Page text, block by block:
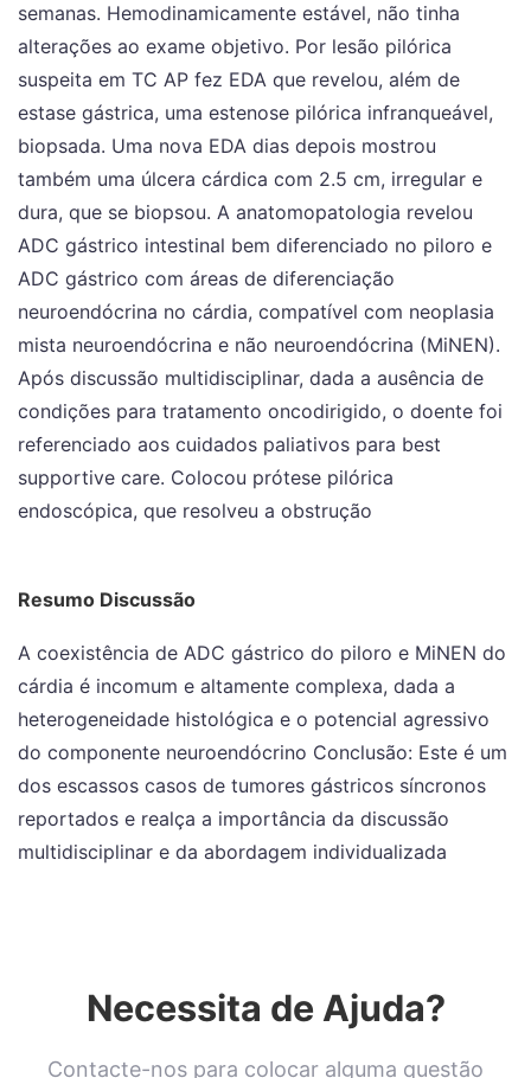
semanas. Hemodinamicamente estável, não tinha
alterações ao exame objetivo. Por lesão pilórica
suspeita em TC AP fez EDA que revelou, além de
estase gástrica, uma estenose pilórica infranqueável,
biopsada. Uma nova EDA dias depois mostrou
também uma úlcera cárdica com 2.5 cm, irregular e
dura, que se biopsou. A anatomopatologia revelou
ADC gástrico intestinal bem diferenciado no piloro e
ADC gástrico com áreas de diferenciação
neuroendócrina no cárdia, compatível com neoplasia
mista neuroendócrina e não neuroendócrina (MiNEN).
Após discussão multidisciplinar, dada a ausência de
condições para tratamento oncodirigido, o doente foi
referenciado aos cuidados paliativos para best
supportive care. Colocou prótese pilórica
endoscópica, que resolveu a obstrução
Resumo Discussão
A coexistência de ADC gástrico do piloro e MiNEN do
cárdia é incomum e altamente complexa, dada a
heterogeneidade histológica e o potencial agressivo
do componente neuroendócrino Conclusão: Este é um
dos escassos casos de tumores gástricos síncronos
reportados e realça a importância da discussão
multidisciplinar e da abordagem individualizada
Necessita de Ajuda?
Contacte-nos para colocar alguma questão